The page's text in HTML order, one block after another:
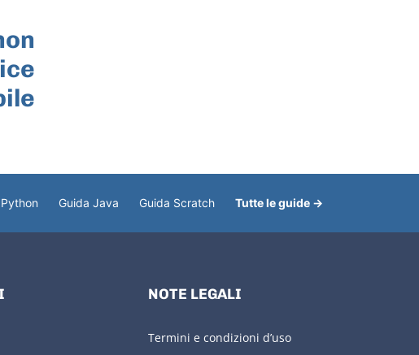
Guida Java Guida Scratch Tutte le guide →
NOTE LEGALI
Termini e condizioni d’uso